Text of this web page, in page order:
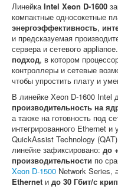
ЛинейкаIntel Xeon D-1600
компактные односокетные
энергоэффективность,
и предсказуемая
сервера и сетевого
подход, в котором
контроллеры и сетевые
чтобы упростить плату и
В линейке Xeon D-1600 Intel
производительность на
а также на готовность под
интегрированного Ethernet
QuickAssist Technology
линейке зафиксировано: до
производительности по
Xeon D-1500 Network Series,
Ethernet и до 30 Гбит/с